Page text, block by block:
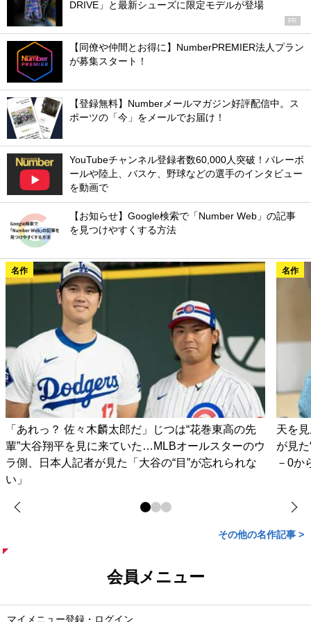
DRIVE」と最新シューズに限定モデルが登場
PR
【同僚や仲間とお得に】NumberPREMIER法人プラン
が募集スタート！
【登録無料】Numberメールマガジン好評配信中。ス
ポーツの「今」をメールでお届け！
YouTubeチャンネル登録者数60,000人突破！バレーボ
ールや陸上、バスケ、野球などの選手のインタビュー
を動画で
【お知らせ】Google検索で「Number Web」の記事
を見つけやすくする方法
名作
「あれっ？ 佐々木麟太郎だ」じつは“花巻東高の先
輩”大谷翔平を見に来ていた…MLBオールスターのウ
ラ側、日本人記者が見た「大谷の“目”が忘れられな
い」
名作
天を
が見
－0か
その他の名作記事 >
会員メニュー
マイメニュー登録・ログイン